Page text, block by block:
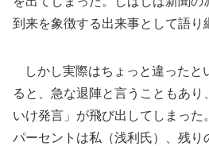
到来を象徴する出来事として語り
しかし実際はちょっと違ったと
ると、急な退陣と言うこともあ
いけ発言」が飛び出してしまっ
パーセントは私（浅利氏）、残